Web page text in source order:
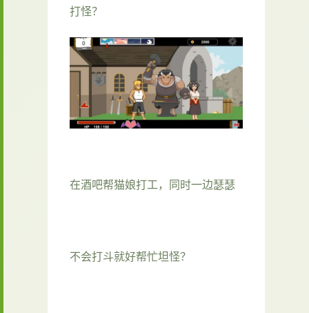
打怪？
在酒吧帮猫娘打工，同时一边瑟瑟
不会打斗就好帮忙坦怪？